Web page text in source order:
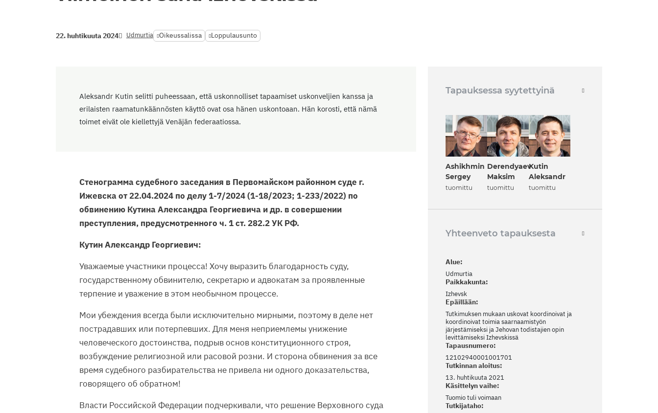
22. huhtikuuta 2024 Udmurtia Oikeussalissa Loppulausunto
Aleksandr Kutin selitti puheessaan, että uskonnolliset tapaamiset uskonveljien kanssa ja
erilaisten raamatunkäännösten käyttö ovat osa hänen uskontoaan. Hän korosti, että nämä
toimet eivät ole kiellettyjä Venäjän federaatiossa.
Стенограмма судебного заседания в Первомайском районном суде г.
Ижевска от 22.04.2024 по делу 1-7/2024 (1-18/2023; 1-233/2022) по
обвинению Кутина Александра Георгиевича и др. в совершении
преступления, предусмотренного ч. 1 ст. 282.2 УК РФ.
Кутин Александр Георгиевич:
Уважаемые участники процесса! Хочу выразить благодарность суду,
государственному обвинителю, секретарю и адвокатам за проявленные
терпение и уважение в этом необычном процессе.
Мои убеждения всегда были исключительно мирными, поэтому в деле нет
пострадавших или потерпевших. Для меня неприемлемы унижение
человеческого достоинства, подрыв основ конституционного строя,
возбуждение религиозной или расовой розни. И сторона обвинения за все
время судебного разбирательства не привела ни одного доказательства,
говорящего об обратном!
Власти Российской Федерации подчеркивали, что решение Верховного суда
Tapauksessa syytettyinä
Ashikhmin
Sergey
tuomittu
Derendyaev
Maksim
tuomittu
Kutin
Aleksandr
tuomittu
Yhteenveto tapauksesta
Alue:
Udmurtia
Paikkakunta:
Izhevsk
Epäillään:
Tutkimuksen mukaan uskovat koordinoivat ja
koordinoivat toimia saarnaamistyön
järjestämiseksi ja Jehovan todistajien opin
levittämiseksi Izhevskissä
Tapausnumero:
12102940001001701
Tutkinnan aloitus:
13. huhtikuuta 2021
Käsittelyn vaihe:
Tuomio tuli voimaan
Tutkijataho: